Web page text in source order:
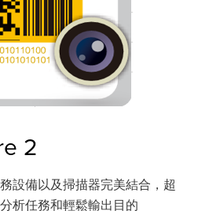
2
設備以及掃描器完美結合，超
析任務和輕鬆輸出目的